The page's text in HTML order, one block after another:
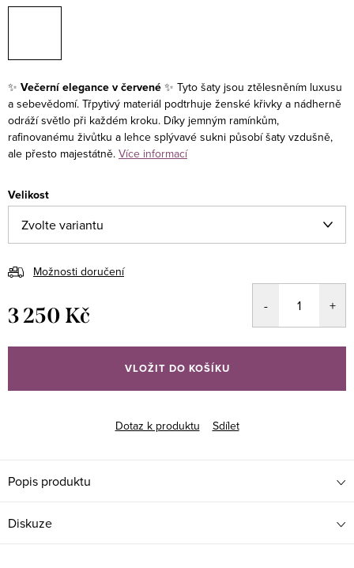
✨ Večerní elegance v červené ✨ Tyto šaty jsou ztělesněním luxusu
a sebevědomí. Třpytivý materiál podtrhuje ženské křivky a nádherně
odráží světlo při každém kroku. Díky jemným ramínkům,
rafinovanému živůtku a lehce splývavé sukni působí šaty vzdušně,
ale přesto majestátně. Více informací
Velikost
Možnosti doručení
3 250 Kč
cena:
VLOŽIT DO KOŠÍKU
Dotaz k produktu Sdílet
Popis produktu
Diskuze